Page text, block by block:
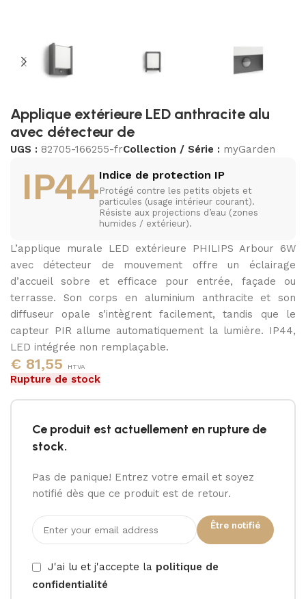
Applique extérieure LED anthracite alu
avec détecteur de
UGS : 82705-166255-frCollection / Série : myGarden
IP44Indice de protection IP
Protégé contre les petits objets et
particules (usage intérieur courant).
Résiste aux projections d’eau (zones
humides / extérieur).
L’applique murale LED extérieure PHILIPS Arbour 6W
avec détecteur de mouvement offre un éclairage
d’accueil sobre et efficace pour entrée, façade ou
terrasse. Son corps en aluminium anthracite et son
diffuseur opale s’intègrent facilement, tandis que le
capteur PIR allume automatiquement la lumière. IP44,
LED intégrée non remplaçable.
€ 81,55 HTVA
Rupture de stock
Ce produit est actuellement en rupture de
stock.
Pas de panique! Entrez votre email et soyez
notifié dès que ce produit est de retour.
Être notifié
J'ai lu et j'accepte la politique de
confidentialité